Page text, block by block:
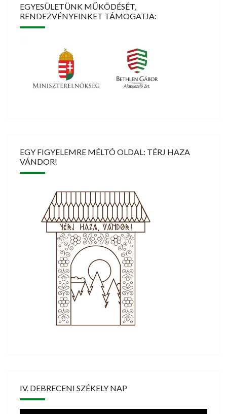
EGYESÜLETÜNK MŰKÖDÉSÉT,
RENDEZVÉNYEINKET TÁMOGATJA:
EGY FIGYELEMRE MÉLTÓ OLDAL: TÉRJ HAZA
VÁNDOR!
IV. DEBRECENI SZÉKELY NAP